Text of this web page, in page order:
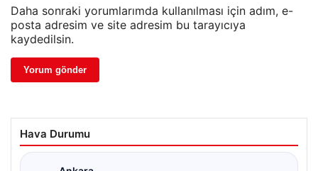
Daha sonraki yorumlarımda kullanılması için adım, e-
posta adresim ve site adresim bu tarayıcıya
kaydedilsin.
Hava Durumu